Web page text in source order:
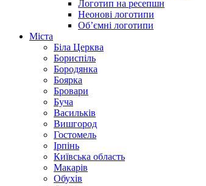
Логотип на ресепшн
Неонові логотипи
Об’ємні логотипи
Міста
Біла Церква
Бориспіль
Бородянка
Боярка
Бровари
Буча
Васильків
Вишгород
Гостомель
Ірпінь
Київська область
Макарів
Обухів